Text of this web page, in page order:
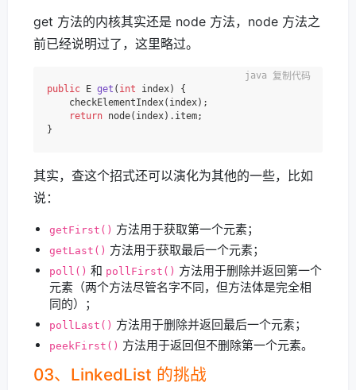
get 方法的内核其实还是 node 方法，node 方法之
前已经说明过了，这里略过。
public E get ( int index)
{
    checkElementIndex(index);
return node(index).item;
复制代码
其实，查这个招式还可以演化为其他的一些，比如
说：
getFirst() 方法用于获取第一个元素；
getLast() 方法用于获取最后一个元素；
poll() 和 pollFirst() 方法用于删除并返回第一个
元素（两个方法尽管名字不同，但方法体是完全相
同的）；
pollLast() 方法用于删除并返回最后一个元素；
peekFirst() 方法用于返回但不删除第一个元素。
03、LinkedList 的挑战